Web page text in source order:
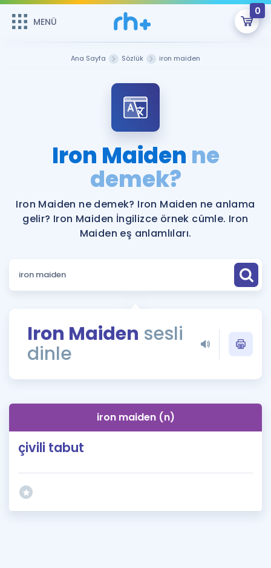
MENÜ
0
Şifremi Hatırlamıyorum
Sepetin Şu An Boş.
Remzi Hoca ile seni sınava hazırlayacak onlarca eğitim seni
bekliyor!
MENÜ
Katılımcı Görüşleri
Faydalı Araçlar
Ücretsiz Kaynaklar
ÖSYM Sınav Takvimi
Kampanyalar
İngilizce Gramer
İngilizce Gramer
Ana Sayfa Sözlük iron maiden
Iron Maiden ne
demek?
Iron Maiden ne demek? Iron Maiden ne anlama
gelir? Iron Maiden İngilizce örnek cümle. Iron
Maiden eş anlamlıları.
Iron Maiden sesli
dinle
iron maiden (n)
çivili tabut